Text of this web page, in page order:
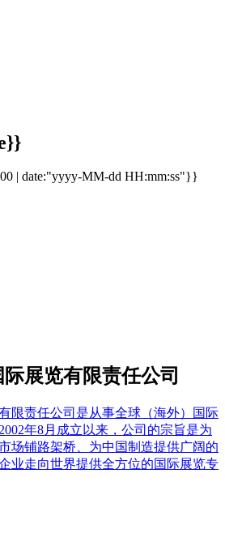
| date:"yyyy-MM-dd HH:mm:ss"}}
展览有限责任公司
限责任公司是从事全球（海外）国际
年8月成立以来，公司的宗旨是为
场铺路架桥、为中国制造提供广阔的
业走向世界提供全方位的国际展览专